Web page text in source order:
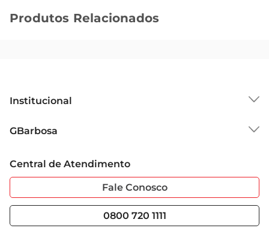
Produtos Relacionados
Institucional
Grupo Cencosud
Sobre Privacidade
Portal do Fornecedo
Nossas Lojas
GBarbosa
Garantia Estendida
Serviços
Black Friday
Central de Atendimento
Fale Conosco
0800 720 1111